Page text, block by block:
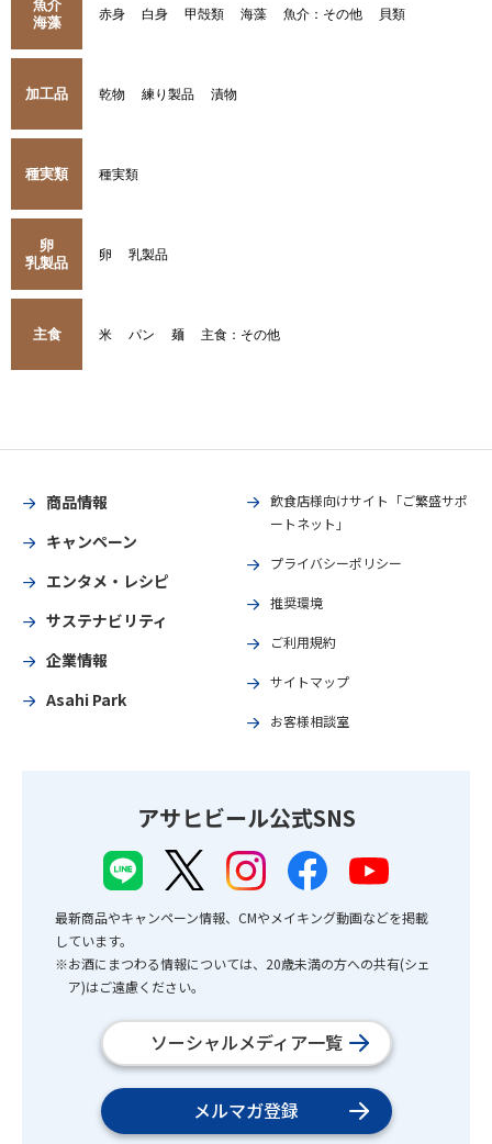
魚介
海藻
赤身 白身 甲殻類 海藻 魚介：その他 貝類
加工品 乾物 練り製品 漬物
種実類 種実類
卵
乳製品
卵 乳製品
主食 米 パン 麺 主食：その他
商品情報
キャンペーン
エンタメ・レシピ
サステナビリティ
企業情報
Asahi Park
飲食店様向けサイト「ご繁盛サポ
ートネット」
プライバシーポリシー
推奨環境
ご利用規約
サイトマップ
お客様相談室
アサヒビール公式SNS
最新商品やキャンペーン情報、CMやメイキング動画などを掲載
しています。
※お酒にまつわる情報については、20歳未満の方への共有(シェ
ア)はご遠慮ください。
ソーシャルメディア一覧
メルマガ登録